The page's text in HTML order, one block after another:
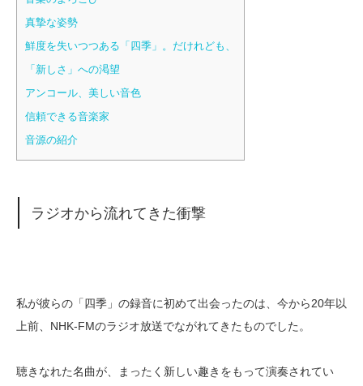
真摯な姿勢
鮮度を失いつつある「四季」。だけれども、
「新しさ」への渇望
アンコール、美しい音色
信頼できる音楽家
音源の紹介
ラジオから流れてきた衝撃
私が彼らの「四季」の録音に初めて出会ったのは、今から20年以
上前、NHK-FMのラジオ放送でながれてきたものでした。
聴きなれた名曲が、まったく新しい趣きをもって演奏されてい